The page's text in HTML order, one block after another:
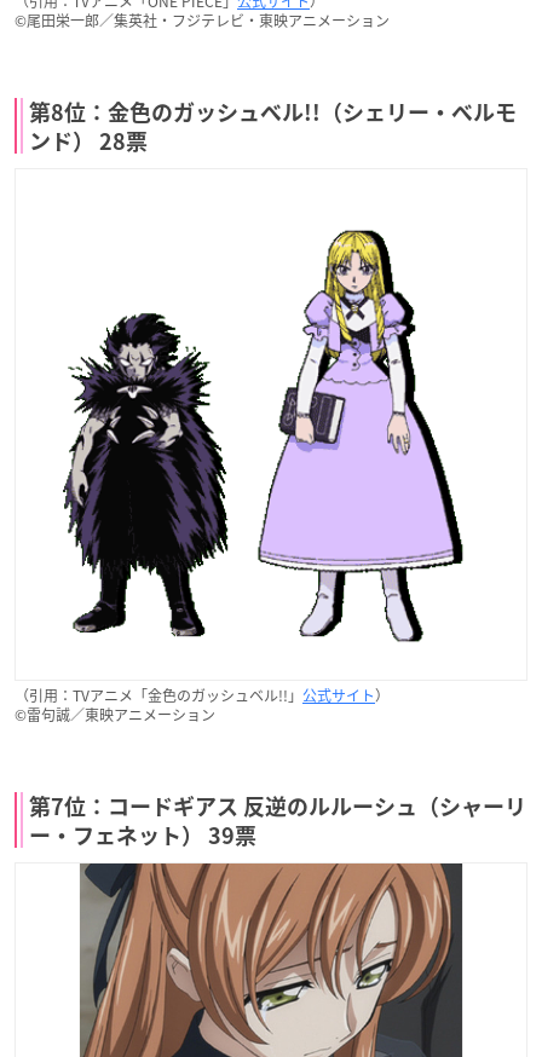
©︎尾田栄一郎／集英社・フジテレビ・東映アニメーション
第8位：金色のガッシュベル!!（シェリー・ベルモ
ンド） 28票
（引用：TVアニメ「金色のガッシュベル!!」 公式サイト）
©雷句誠／東映アニメーション
第7位：コードギアス 反逆のルルーシュ（シャーリ
ー・フェネット） 39票